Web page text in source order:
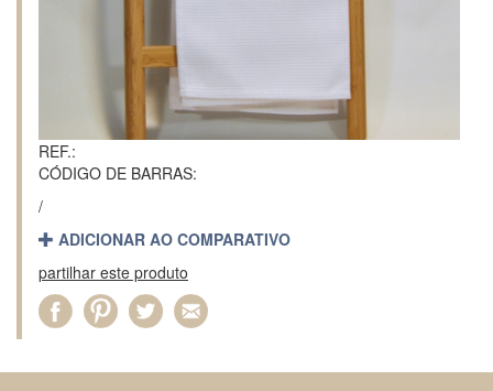
REF.:
CÓDIGO DE BARRAS:
/
ADICIONAR AO COMPARATIVO
partilhar este produto